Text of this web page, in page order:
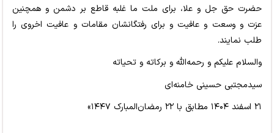
حضرت حق جل و علا، برای ملت ما غلبه قاطع بر دشمن و همچنین
عزت و وسعت و عافیت و برای رفتگانشان مقامات و عافیت اخروی را
طلب نمایند.
والسلام علیکم و رحمه‌الله و برکاته و تحیاته
سیدمجتبی حسینی خامنه‌ای
۲۱ اسفند ۱۴۰۴ مطابق با ۲۲ رمضان‌المبارک ۱۴۴۷»